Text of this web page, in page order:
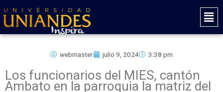
al
contenido
Main
webmaster julio 9, 2024 3:38 pm
Los funcionarios del MIES, cantón
Ambato en la parroquia la matriz del